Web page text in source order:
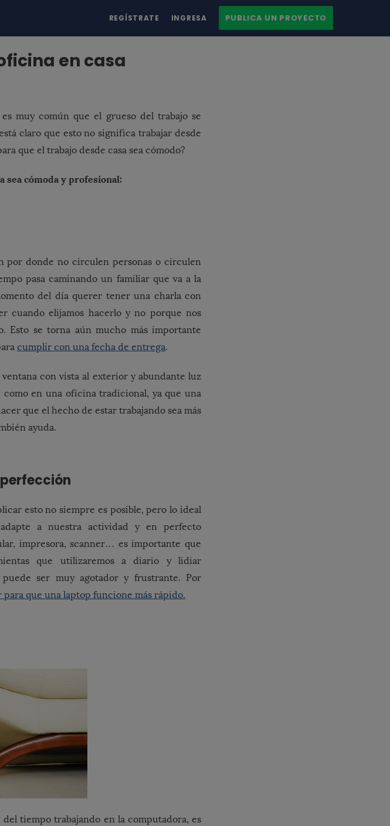
REGÍSTRATE INGRESA PUBLICA UN PROYECTO
en casa
es muy común que el grueso del trabajo se
claro que esto no significa trabajar desde
que el trabajo desde casa sea cómodo?
sea cómoda y profesional:
por donde no circulen personas o circulen
pasa caminando un familiar que va a la
del día querer tener una charla con
cuando elijamos hacerlo y no porque nos
Esto se torna aún mucho más importante
cumplir con una fecha de entrega.
con vista al exterior y abundante luz
como en una oficina tradicional, ya que una
que el hecho de estar trabajando sea más
ayuda.
esto no siempre es posible, pero lo ideal
a nuestra actividad y en perfecto
impresora, scanner… es importante que
que utilizaremos a diario y lidiar
ser muy agotador y frustrante. Por
para que una laptop funcione más rápido.
tiempo trabajando en la computadora, es